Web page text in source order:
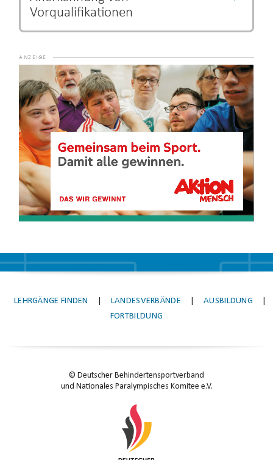
Vorqualifikationen
der Ausbildungszeit begründen.Die Entscheidung über
eine Verkürzung der Ausbildung unterliegt dem jeweiligen
Lehrgangsanbieter.
Player
LEHRGÄNGE FINDEN LANDESVERBÄNDE AUSBILDUNG
FORTBILDUNG
© Deutscher Behindertensportverband
und Nationales Paralympisches Komitee e.V.